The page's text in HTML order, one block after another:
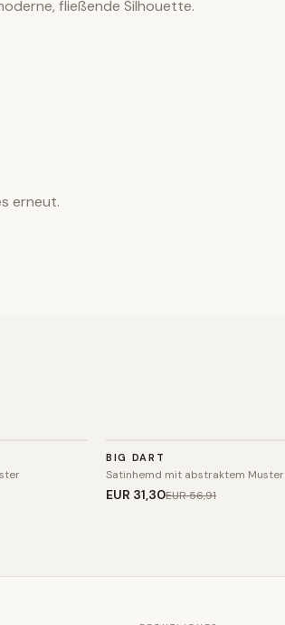
fließende Silhouette.
erneut.
SALE
BIG DART
Satinhemd mit abstraktem Muster
EUR 31,30EUR 56,91